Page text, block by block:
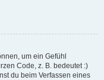
um ein Gefühl
Code, z. B. bedeutet :)
du beim Verfassen eines